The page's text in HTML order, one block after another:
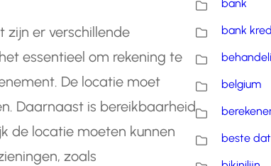
zijn er verschillende
essentieel om rekening te
De locatie moet
Daarnaast is bereikbaarheid
de locatie moeten kunnen
zoals
bank
bank
belgium
beste